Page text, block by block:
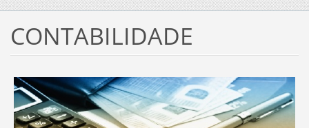
CONTABILIDADE